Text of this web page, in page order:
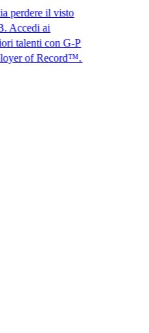
il visto
ai
con G-P
of Record™.​​